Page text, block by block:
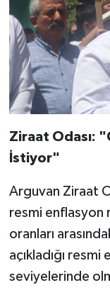
Ziraat Odası:
İstiyor"
Arguvan Ziraat
resmi enflasyon
oranları
açıkladığı
seviyelerinde